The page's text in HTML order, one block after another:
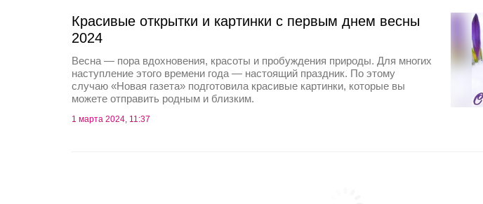
Красивые открытки и картинки с первым днем весны
2024
Весна — пора вдохновения, красоты и пробуждения природы. Для многих
наступление этого времени года — настоящий праздник. По этому
случаю «Новая газета» подготовила красивые картинки, которые вы
можете отправить родным и близким.
1 марта 2024, 11:37